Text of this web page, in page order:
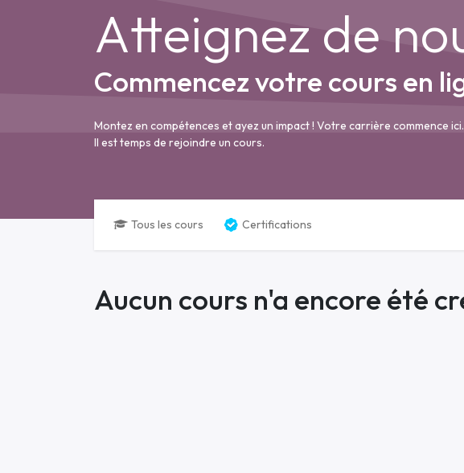
Atteignez de
Commencez votre cours en
Montez en compétences et ayez un impact ! Votre carrière commence ici.
Il est temps de rejoindre un cours.
Tous les cours Certifications
Aucun cours n'a encore été